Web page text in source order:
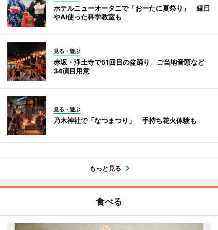
ホテルニューオータニで「おーたに夏祭り」 縁日
やAI使った科学教室も
見る・遊ぶ
赤坂・浄土寺で51回目の盆踊り ご当地音頭など
34演目用意
見る・遊ぶ
乃木神社で「なつまつり」 手持ち花火体験も
もっと見る
食べる